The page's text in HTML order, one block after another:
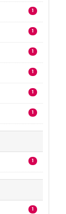
1
1
1
1
1
1
1
1